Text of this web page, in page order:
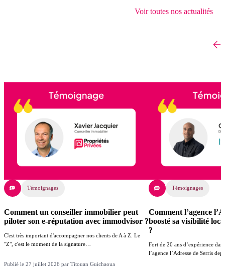
Voir toutes nos actualités
Témoignages
Comment un conseiller immobilier peut
piloter son e-réputation avec immodvisor ?
C'est très important d'accompagner nos clients de A à Z. Le
"Z", c'est le moment de la signature…
Publié le 27 juillet 2026 par Titouan Guichaoua
Témoignages
Comment l’agence
boosté sa visibilité
?
Fort de 20 ans d’expérience
l’agence l’Adresse de Serris